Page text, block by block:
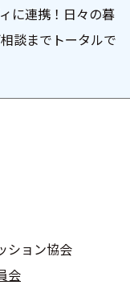
に連携！日々の暮
談までトータルで
ション協会
会